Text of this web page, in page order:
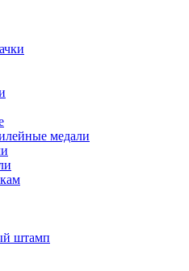
медали
штамп